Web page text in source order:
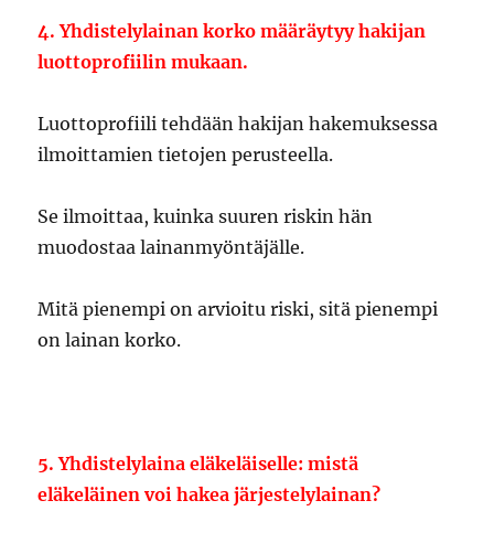
4. Yhdistelylainan korko määräytyy hakijan
luottoprofiilin mukaan.
Luottoprofiili tehdään hakijan hakemuksessa
ilmoittamien tietojen perusteella.
Se ilmoittaa, kuinka suuren riskin hän
muodostaa lainanmyöntäjälle.
Mitä pienempi on arvioitu riski, sitä pienempi
on lainan korko.
5. Yhdistelylaina eläkeläiselle: mistä
eläkeläinen voi hakea järjestelylainan?